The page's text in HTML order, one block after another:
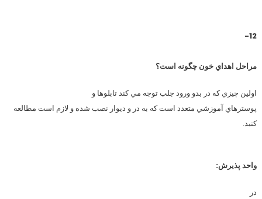
12-
مراحل اهداي خون چگونه است؟
اولين چيزي كه در بدو ورود جلب توجه مي كند تابلوها و
پوسترهاي آموزشي متعدد است كه به در و ديوار نصب شده و لازم است مطالعه
كنيد.
واحد پذيرش:
در